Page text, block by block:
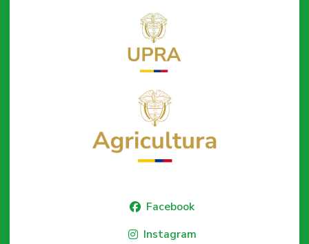
Facebook
Instagram